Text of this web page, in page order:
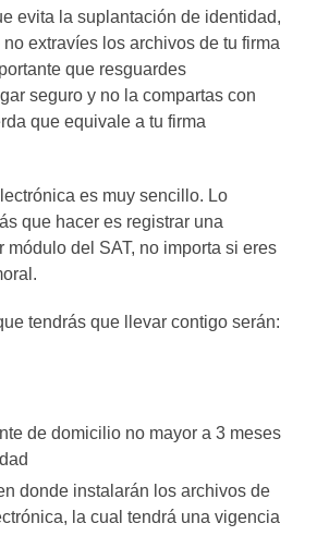
evita la suplantación de identidad,
extravíes los archivos de tu firma
que resguardes
seguro y no la compartas con
que equivale a tu firma
es muy sencillo. Lo
que hacer es registrar una
módulo del SAT, no importa si eres
tendrás que llevar contigo serán:
de domicilio no mayor a 3 meses
donde instalarán los archivos de
la cual tendrá una vigencia